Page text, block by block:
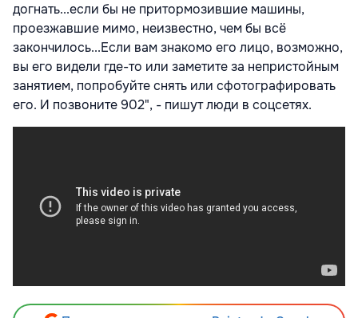
догнать...если бы не притормозившие машины,
проезжавшие мимо, неизвестно, чем бы всё
закончилось...Если вам знакомо его лицо, возможно,
вы его видели где-то или заметите за непристойным
занятием, попробуйте снять или сфотографировать
его. И позвоните 902", - пишут люди в соцсетях.